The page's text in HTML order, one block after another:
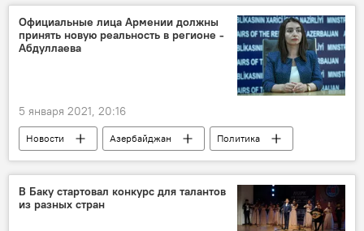
Происшествия
Национальное агентство по очистке от мин территорий АР (ANAMA)
Официальные лица Армении должны
принять новую реальность в регионе -
Абдуллаева
5 января 2021, 20:16
Новости Азербайджан
Политика
Карабах
Лейла Абдуллаева
Соглашение
Министерство иностранных дел АР
В Баку стартовал конкурс для талантов
из разных стран